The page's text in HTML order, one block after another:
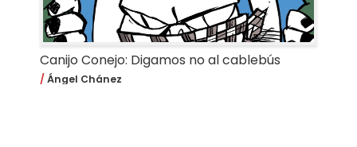
Canijo Conejo: Digamos no al cablebús
Ángel Chánez